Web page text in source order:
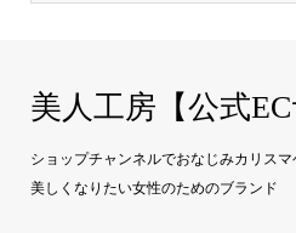
美人工房【公式EC
ショップチャンネルでおなじみカリス
美しくなりたい女性のためのブランド